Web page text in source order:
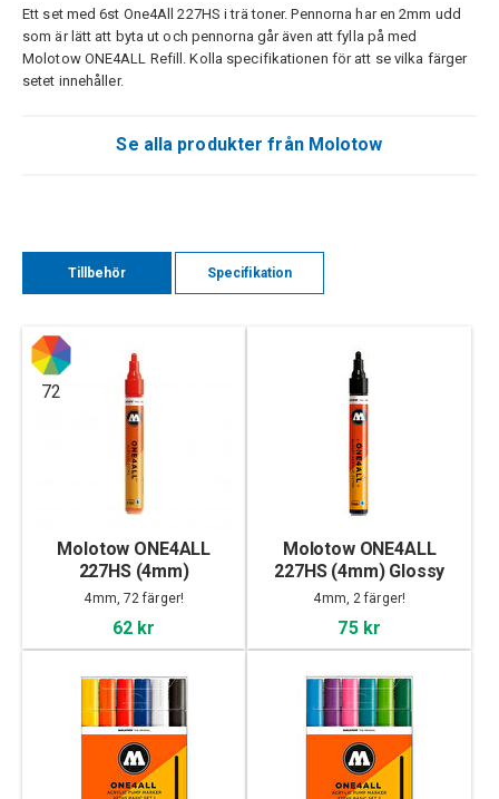
Ett set med 6st One4All 227HS i trä toner. Pennorna har en 2mm udd
som är lätt att byta ut och pennorna går även att fylla på med
Molotow ONE4ALL Refill. Kolla specifikationen för att se vilka färger
setet innehåller.
Se alla produkter från Molotow
Tillbehör Specifikation
72
Molotow ONE4ALL
227HS (4mm)
4mm, 72 färger!
62 kr
Molotow ONE4ALL
227HS (4mm) Glossy
4mm, 2 färger!
75 kr